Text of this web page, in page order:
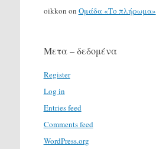
oikkon on Ομάδα «Το πλήρωμα»
Μετα – δεδομένα
Register
Log in
Entries feed
Comments feed
WordPress.org